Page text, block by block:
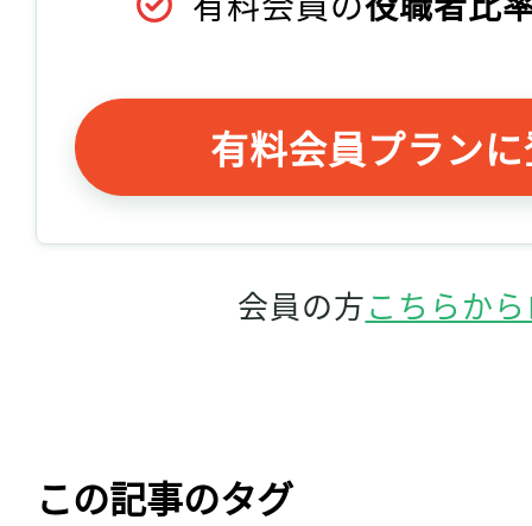
有料会員プラン
会員の方こちらか
この記事のタグ